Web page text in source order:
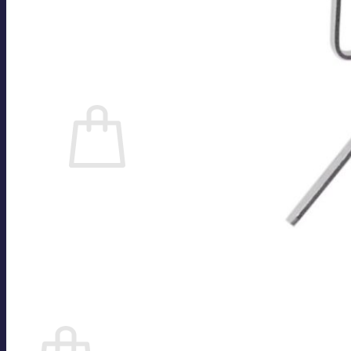
Es befinden sich keine Produkte im Warenkorb.